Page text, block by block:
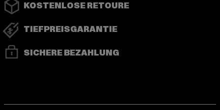
KOSTENLOSE RETOURE
TIEFPREISGARANTIE
SICHERE BEZAHLUNG